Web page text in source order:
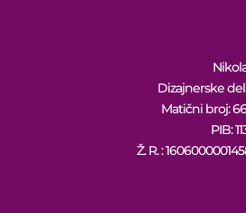
Dizajnerske
Matični broj:
PIB:
Ž. R. :